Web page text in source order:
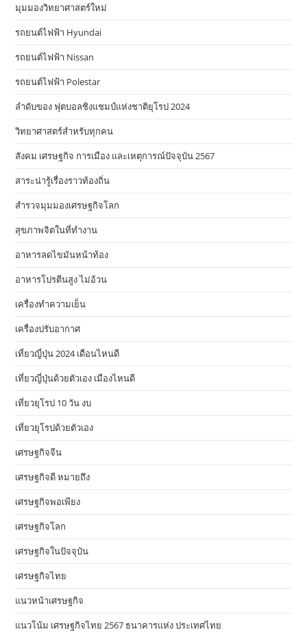
มุมมองวิทยาศาสตร์ใหม่
รถยนต์ไฟฟ้า Hyundai
รถยนต์ไฟฟ้า Nissan
รถยนต์ไฟฟ้า Polestar
ลำดับของ ฟุตบอลชิงแชมป์แห่งชาติยุโรป 2024
วิทยาศาสตร์สำหรับทุกคน
สังคม เศรษฐกิจ การเมือง และเหตุการณ์ปัจจุบัน 2567
สาระน่ารู้เรื่องราวท้องถิ่น
สำรวจมุมมองเศรษฐกิจโลก
สุขภาพจิตในที่ทำงาน
อาหารลดไขมันหน้าท้อง
อาหารโปรตีนสูง ไม่อ้วน
เครื่องทำความเย็น
เครื่องปรับอากาศ
เที่ยวญี่ปุ่น 2024 เดือนไหนดี
เที่ยวญี่ปุ่นด้วยตัวเอง เมืองไหนดี
เที่ยวยุโรป 10 วัน งบ
เที่ยวยุโรปด้วยตัวเอง
เศรษฐกิจจีน
เศรษฐกิจดี หมายถึง
เศรษฐกิจพอเพียง
เศรษฐกิจโลก
เศรษฐกิจในปัจจุบัน
เศรษฐกิจไทย
แนวหน้าเศรษฐกิจ
แนวโน้ม เศรษฐกิจไทย 2567 ธนาคารแห่ง ประเทศไทย